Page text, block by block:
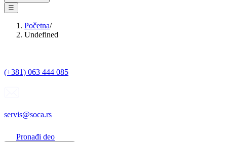
☰
Početna/
Undefined
(+381) 063 444 085
servis@soca.rs
Pronađi deo